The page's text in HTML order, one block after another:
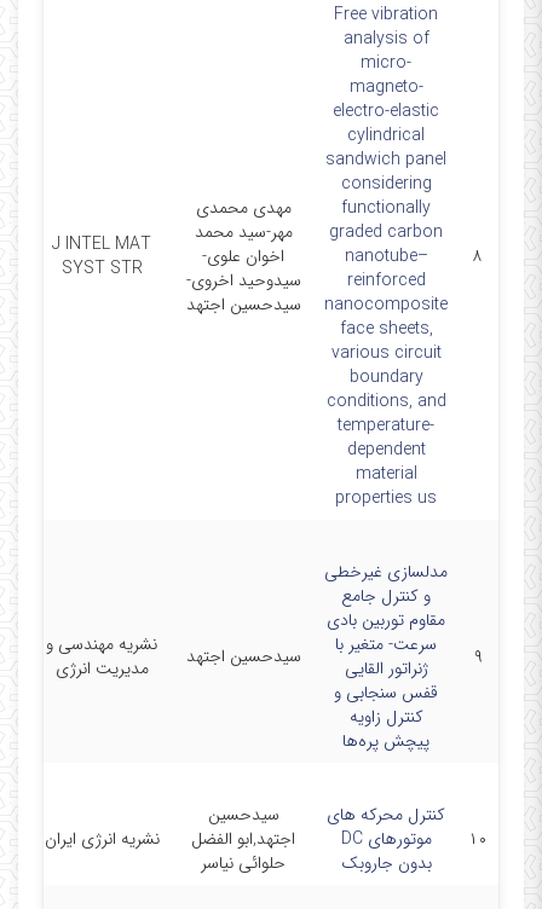
۸
Free vibration
analysis of
micro-
magneto-
electro-elastic
cylindrical
sandwich panel
considering
functionally
graded carbon
nanotube–
reinforced
nanocomposite
face sheets,
various circuit
boundary
conditions, and
temperature-
dependent
material
properties us
مهدی محمدی
مهر-سید محمد
اخوان علوی-
سیدوحید اخروی-
سیدحسین اجتهد
J INTEL MAT
SYST STR
۹
مدلسازی غیرخطی
و کنترل جامع
مقاوم توربین بادی
سرعت- متغیر با
ژنراتور القایی
قفس سنجابی و
کنترل زاویه
پیچش پره‌ها
سیدحسین اجتهد
نشریه مهندسی و
مدیریت انرژی
۱۰
کنترل محرکه های
موتورهای DC
بدون جاروبک
سیدحسین
اجتهد,ابو الفضل
حلوائی نیاسر
نشریه انرژی ایران